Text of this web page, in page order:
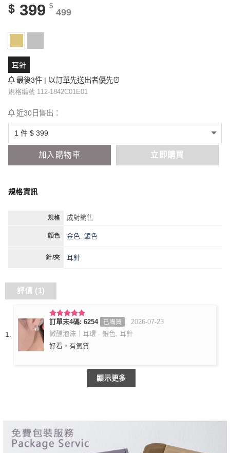
$ 399 $
499
耳針
最後3件 | 以訂單先送出者優先⏰
規格編號 112-1842C01E01
近30日售出：
加入購物車 立即購買
規格資訊
規格 成對銷售
顏色 金色 ,銀色
針/夾 耳針
評價 (1)
評分5滿
分 5
訂單末4碼: 6254 已購買
2026-07-23
微醺泡沫｜耳環 - 銀色, 耳針
好看，有氣質
顯示更多